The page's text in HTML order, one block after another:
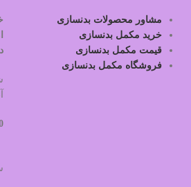
مشاور محصولات بدنسازی
خرید مکمل بدنسازی
قیمت مکمل بدنسازی
فروشگاه مکمل بدنسازی